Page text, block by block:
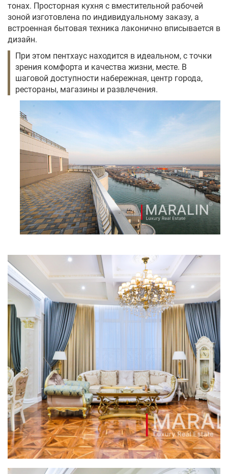
тонах. Просторная кухня с вместительной рабочей
зоной изготовлена по индивидуальному заказу, а
встроенная бытовая техника лаконично вписывается в
дизайн.
При этом пентхаус находится в идеальном, с точки
зрения комфорта и качества жизни, месте. В
шаговой доступности набережная, центр города,
рестораны, магазины и развлечения.